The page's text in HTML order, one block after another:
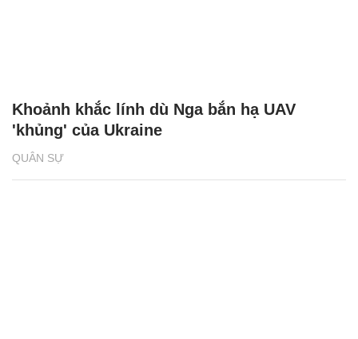
QUÂN SỰ
Khoảnh khắc lính dù Nga bắn hạ UAV
'khủng' của Ukraine